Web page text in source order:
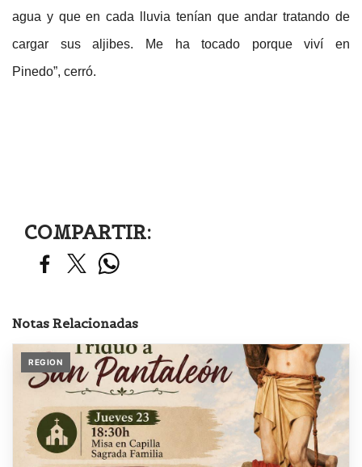
agua y que en cada lluvia tenían que andar tratando de
cargar sus aljibes. Me ha tocado porque viví en
Pinedo”, cerró.
COMPARTIR:
Notas Relacionadas
REGION